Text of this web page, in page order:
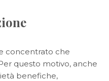
concentrato che
questo motivo, anche
benefiche,